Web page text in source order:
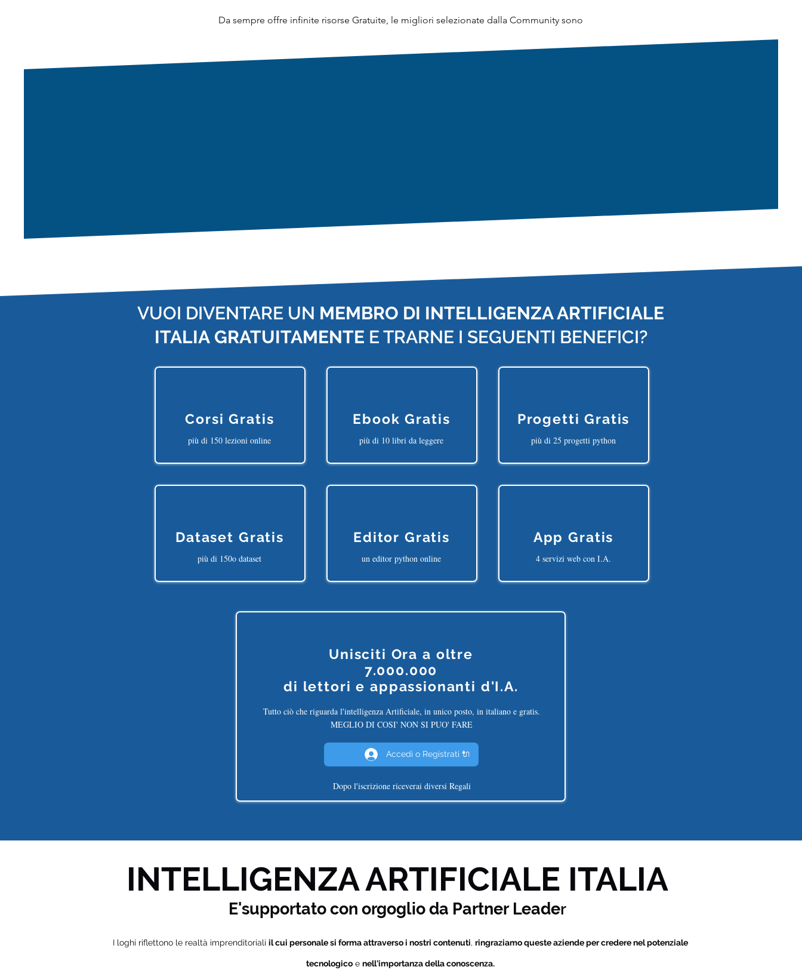
Da sempre offre infinite risorse Gratuite, le migliori selezionate dalla Community sono
VUOI DIVENTARE UN MEMBRO DI INTELLIGENZA ARTIFICIALE
ITALIA GRATUITAMENTE E TRARNE I SEGUENTI BENEFICI?
Corsi Gratis
più di 150 lezioni online
Dataset Gratis
più di 150o dataset
Ebook Gratis
più di 10 libri da leggere
Editor Gratis
un editor python online
Progetti Gratis
più di 25 progetti python
App Gratis
4 servizi web con I.A.
Unisciti Ora a oltre
7.000.000
di lettori e appassionanti d'I.A.
Tutto ciò che riguarda l'intelligenza Artificiale, in unico posto, in italiano e gratis.
MEGLIO DI COSI' NON SI PUO' FARE
Accedi o Registrati 🔌
Dopo l'iscrizione riceverai diversi Regali
INTELLIGENZA ARTIFICIALE ITALIA
E'supportato con orgoglio da Partner Leader
I loghi riflettono le realtà imprenditoriali il cui personale si forma attraverso i nostri contenuti, ringraziamo queste aziende per credere nel potenziale
tecnologico e nell'importanza della conoscenza.